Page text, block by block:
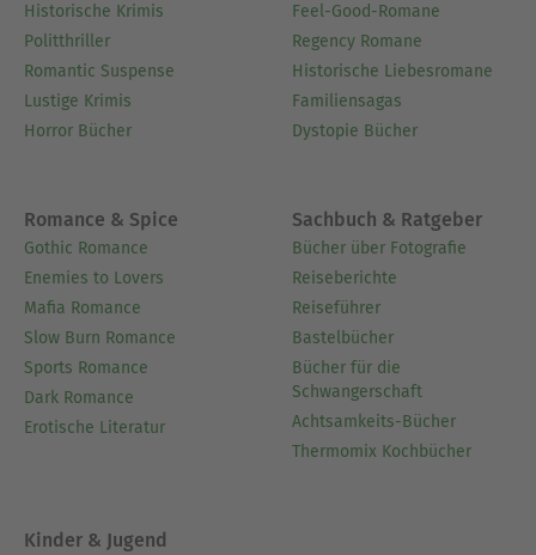
Historische Krimis
Politthriller
Romantic Suspense
Lustige Krimis
Horror Bücher
Feel-Good-Romane
Regency Romane
Historische Liebesromane
Familiensagas
Dystopie Bücher
Romance & Spice
Gothic Romance
Enemies to Lovers
Mafia Romance
Slow Burn Romance
Sports Romance
Dark Romance
Erotische Literatur
Sachbuch & Ratgeber
Bücher über Fotografie
Reiseberichte
Reiseführer
Bastelbücher
Bücher für die
Schwangerschaft
Achtsamkeits-Bücher
Thermomix Kochbücher
Kinder & Jugend